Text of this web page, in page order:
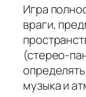
Игра
враги,
(стерео-
музыка и